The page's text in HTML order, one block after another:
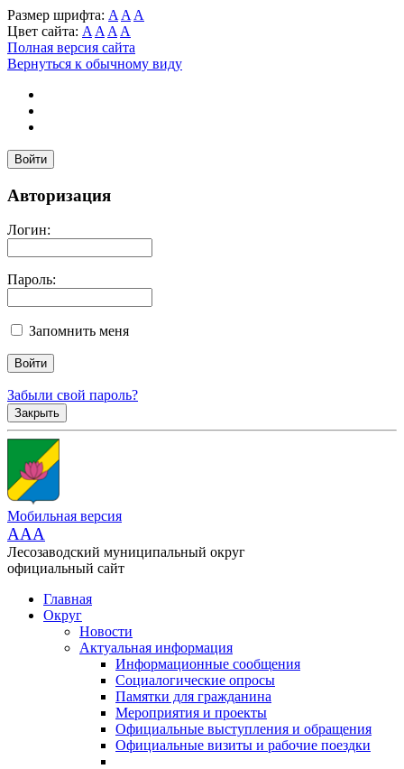
Размер шрифта: A A A
Цвет сайта: A A A A
Полная версия сайта
Вернуться к обычному виду
Войти
Авторизация
Логин:
Пароль:
Запомнить меня
Забыли свой пароль?
Закрыть
Мобильная версия
AAA
Лесозаводский муниципальный округ
официальный сайт
Главная
Округ
Новости
Актуальная информация
Информационные сообщения
Социалогические опросы
Памятки для гражданина
Мероприятия и проекты
Официальные выступления и обращения
Официальные визиты и рабочие поездки